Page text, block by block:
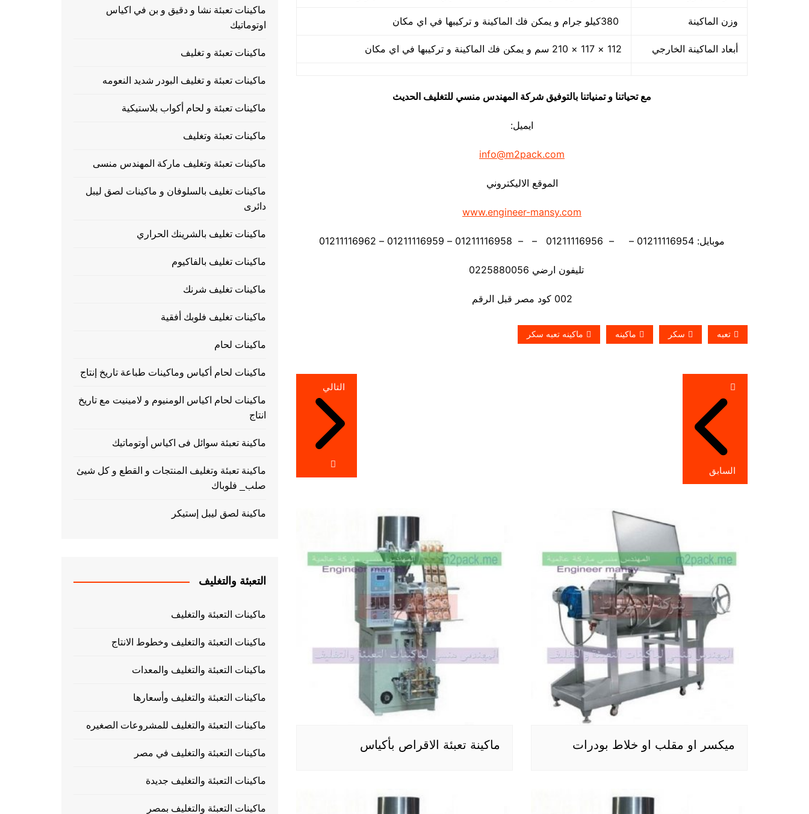
وزن الماكينة
أبعاد الماكينة الخارجي 112 × 117 × 210 سم و يمكن فك الماكينة و تركيبها في اي مكان
مع تحياتنا و تمنياتنا بالتوفيق شركة المهندس منسي للتغليف الحديث
ايميل:
info@m2pack.com
الموقع الاليكتروني
www.engineer-mansy.com
موبايل: 01211116954 – – 01211116956 – – 01211116958 – 01211116959 – 01211116962
تليفون ارضي 0225880056
002 كود مصر قبل الرقم
تعبه سكر ماكينه ماكينه تعبه سكر
تصفّح
المقالات
السابق
التالي
ميكسر او مقلب او خلاط بودرات ماكينة تعبئة الاقراص بأكياس
ماكينات تعبئة نشا و دقيق و بن في اكياس
اوتوماتيك
ماكينات تعبئة و تغليف
ماكينات تعبئة و تغليف البودر شديد النعومه
ماكينات تعبئة و لحام أكواب بلاستيكية
ماكينات تعبئة وتغليف
ماكينات تعبئة وتغليف ماركة المهندس منسى
ماكينات تغليف بالسلوفان و ماكينات لصق ليبل
دائرى
ماكينات تغليف بالشرينك الحراري
ماكينات تغليف بالفاكيوم
ماكينات تغليف شرنك
ماكينات تغليف فلوبك أفقية
ماكينات لحام
ماكينات لحام أكياس وماكينات طباعة تاريخ إنتاج
ماكينات لحام اكياس الومنيوم و لامينيت مع تاريخ
انتاج
ماكينة تعبئة سوائل فى اكياس أوتوماتيك
ماكينة تعبئة وتغليف المنتجات و القطع و كل شيئ
صلب_ فلوباك
ماكينة لصق ليبل إستيكر
التعبئة والتغليف
ماكينات التعبئة والتغليف
ماكينات التعبئة والتغليف وخطوط الانتاج
ماكينات التعبئة والتغليف والمعدات
ماكينات التعبئة والتغليف وأسعارها
ماكينات التعبئة والتغليف للمشروعات الصغيره
ماكينات التعبئة والتغليف في مصر
ماكينات التعبئة والتغليف جديدة
ماكينات التعبئة والتغليف بمصر